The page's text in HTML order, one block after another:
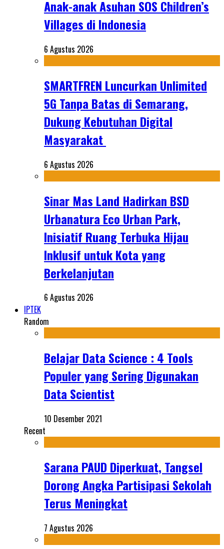
Anak-anak Asuhan SOS Children’s
Villages di Indonesia
6 Agustus 2026
SMARTFREN Luncurkan Unlimited
5G Tanpa Batas di Semarang,
Dukung Kebutuhan Digital
Masyarakat
6 Agustus 2026
Sinar Mas Land Hadirkan BSD
Urbanatura Eco Urban Park,
Inisiatif Ruang Terbuka Hijau
Inklusif untuk Kota yang
Berkelanjutan
6 Agustus 2026
IPTEK
Random
Belajar Data Science : 4 Tools
Populer yang Sering Digunakan
Data Scientist
10 Desember 2021
Recent
Sarana PAUD Diperkuat, Tangsel
Dorong Angka Partisipasi Sekolah
Terus Meningkat
7 Agustus 2026